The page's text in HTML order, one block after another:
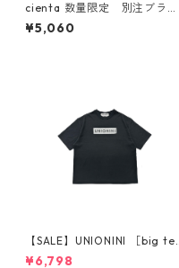
cienta 数量限定 別注ブラウ
ンソール Tストラップ シュー
ズ Negro
¥5,060
【SALE】UNIONINI ［big te
¥6,798